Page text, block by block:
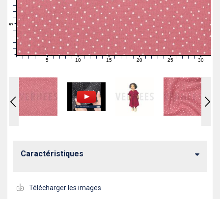
0
0 1 2 3 4 5 6 7 89 10 11121314 1516171819 21222324 26272829 30 31
Caractéristiques
Télécharger les images